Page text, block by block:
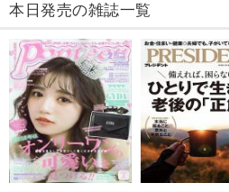
本日発売の雑誌一覧